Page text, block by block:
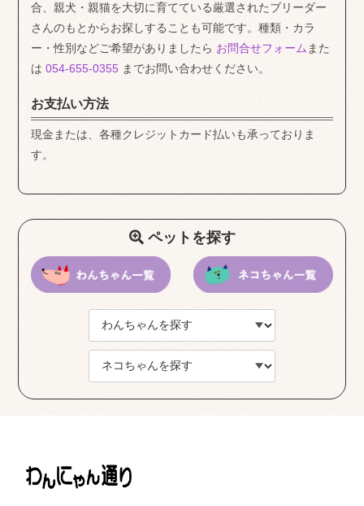
合、親犬・親猫を大切に育てている厳選されたブリーダー
さんのもとからお探しすることも可能です。種類・カラ
ー・性別などご希望がありましたら お問合せフォーム また
は054-655-0355 までお問い合わせください。
お支払い方法
現金または、各種クレジットカード払いも承っておりま
す。
ペットを探す